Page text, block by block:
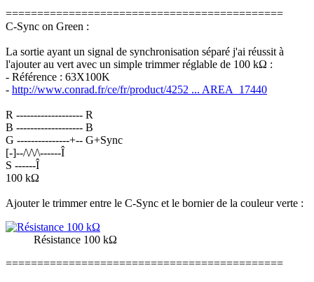
============================================
C-Sync on Green :
La sortie ayant un signal de synchronisation séparé j'ai réussit à
l'ajouter au vert avec un simple trimmer réglable de 100 kΩ :
- Référence : 63X100K
- http://www.conrad.fr/ce/fr/product/4252 ... AREA_17440
R ------------------- R
B ------------------- B
G ---------------+-- G+Sync
[-]--/\/\/\------Î
S ------Î
100 kΩ
Ajouter le trimmer entre le C-Sync et le bornier de la couleur verte :
Résistance 100 kΩ
============================================